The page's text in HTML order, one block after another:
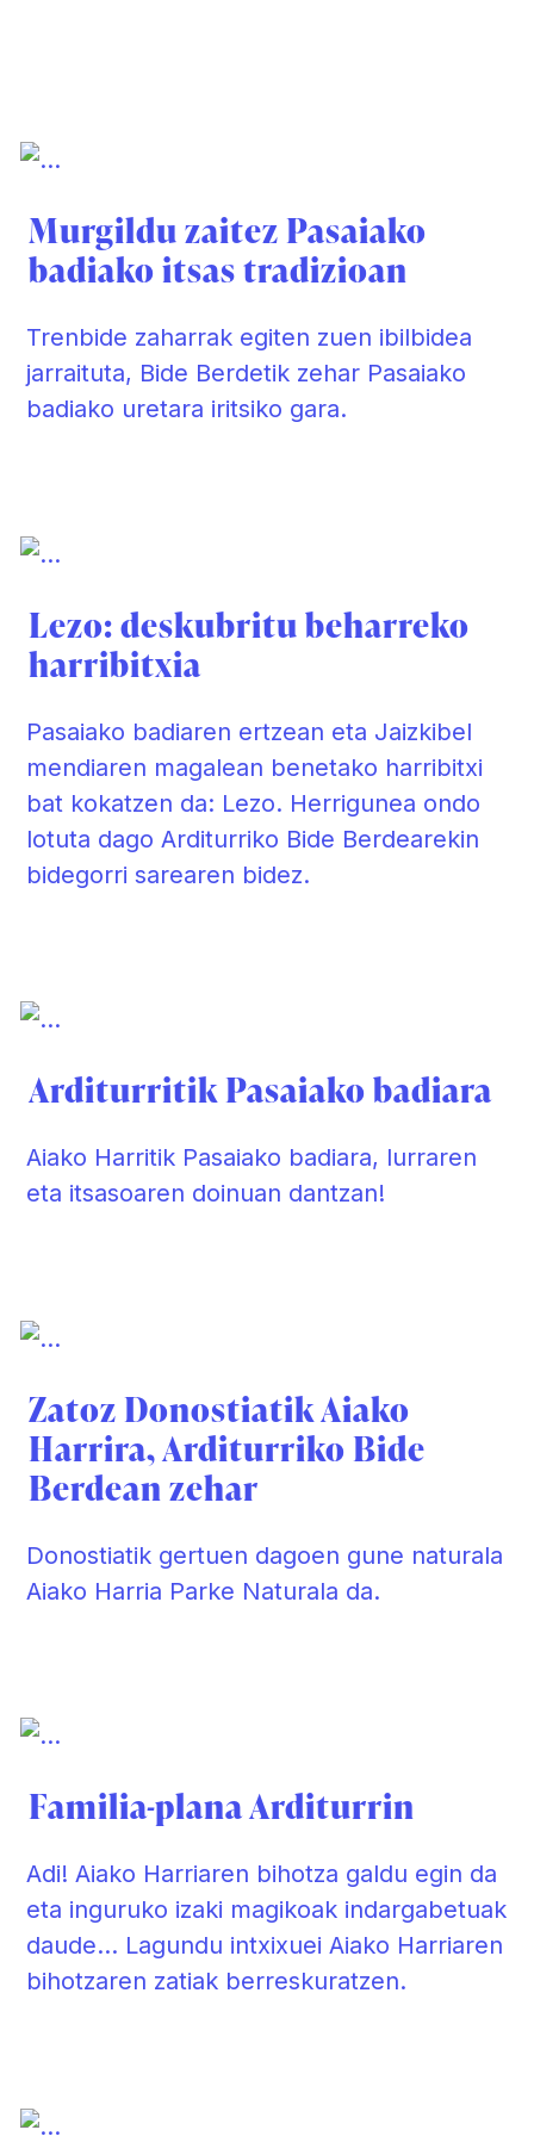
Murgildu zaitez Pasaiako
badiako itsas tradizioan
Trenbide zaharrak egiten zuen ibilbidea
jarraituta, Bide Berdetik zehar Pasaiako
badiako uretara iritsiko gara.
Lezo: deskubritu beharreko
harribitxia
Pasaiako badiaren ertzean eta Jaizkibel
mendiaren magalean benetako harribitxi
bat kokatzen da: Lezo. Herrigunea ondo
lotuta dago Arditurriko Bide Berdearekin
bidegorri sarearen bidez.
Arditurritik Pasaiako badiara
Aiako Harritik Pasaiako badiara, lurraren
eta itsasoaren doinuan dantzan!
Zatoz Donostiatik Aiako
Harrira, Arditurriko Bide
Berdean zehar
Donostiatik gertuen dagoen gune naturala
Aiako Harria Parke Naturala da.
Familia-plana Arditurrin
Adi! Aiako Harriaren bihotza galdu egin da
eta inguruko izaki magikoak indargabetuak
daude… Lagundu intxixuei Aiako Harriaren
bihotzaren zatiak berreskuratzen.